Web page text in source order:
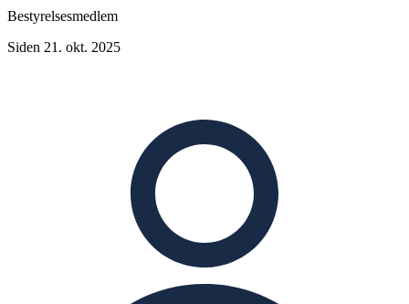
Bestyrelsesmedlem
Siden 21. okt. 2025